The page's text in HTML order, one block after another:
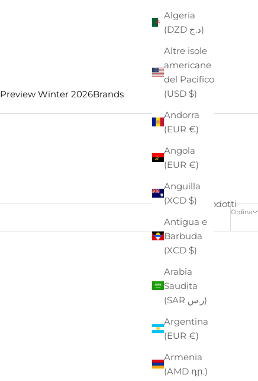
Preview Winter 2026Brands
Algeria
(DZD د.ج)
Altre isole
americane
del Pacifico
(USD $)
Andorra
(EUR €)
Angola
(EUR €)
Anguilla
(XCD $)
Antigua e
Barbuda
(XCD $)
Arabia
Saudita
(SAR ر.س)
Argentina
(EUR €)
Armenia
(AMD դր.)
Ordina
2 prodotti